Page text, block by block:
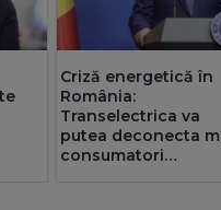
Criză energetică în
România:
Transelectrica va
putea deconecta
consumatori